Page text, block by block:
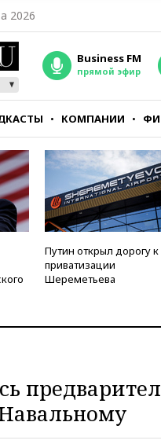
2026
Business FM
прямой эфир
КОМПАНИИ
Путин открыл дорогу к
приватизации
Шереметьева